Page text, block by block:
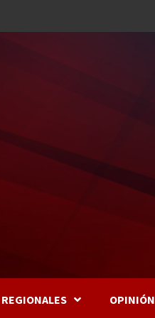
REGIONALES OPINIÓN